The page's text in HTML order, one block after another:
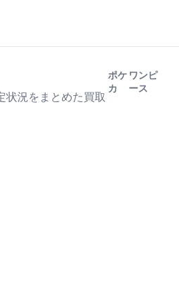
状況をまとめた買取
ポケ
カ
ワンピ
ース